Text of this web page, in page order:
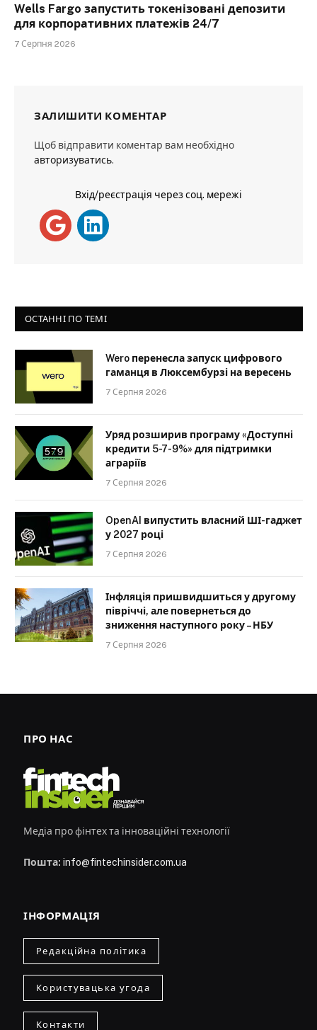
Wells Fargo запустить токенізовані депозити
для корпоративних платежів 24/7
7 Серпня 2026
ЗАЛИШИТИ КОМЕНТАР
Щоб відправити коментар вам необхідно
авторизуватись.
Вхід/реєстрація через соц. мережі
ОСТАННІ ПО ТЕМІ
Wero перенесла запуск цифрового
гаманця в Люксембурзі на вересень
7 Серпня 2026
Уряд розширив програму «Доступні
кредити 5-7-9%» для підтримки
аграріїв
7 Серпня 2026
OpenAI випустить власний ШІ-гаджет
у 2027 році
7 Серпня 2026
Інфляція пришвидшиться у другому
півріччі, але повернеться до
зниження наступного року – НБУ
7 Серпня 2026
ПРО НАС
Медіа про фінтех та інноваційні технології
Пошта: info@fintechinsider.com.ua
ІНФОРМАЦІЯ
Редакційна політика
Користувацька угода
Контакти